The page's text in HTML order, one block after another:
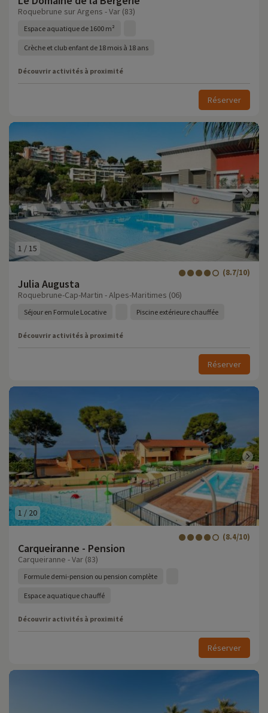
Roquebrune sur Argens - Var (83)
Espace aquatique de 1600 m²
Crèche et club enfant de 18 mois à 18 ans
Découvrir activités à proximité
Réserver
1 / 15
Julia Augusta
(8.7/10)
Roquebrune-Cap-Martin - Alpes-Maritimes (06)
Séjour en Formule Locative Piscine extérieure chauffée
Découvrir activités à proximité
Réserver
1 / 20
Carqueiranne - Pension
(8.4/10)
Carqueiranne - Var (83)
Formule demi-pension ou pension complète
Espace aquatique chauffé
Découvrir activités à proximité
Réserver